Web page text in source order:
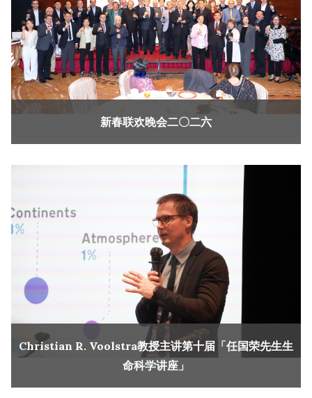
新春联欢晚会二〇二六
Christian R. Voolstra教授主讲第十届「任国荣先生生
命科学讲座」